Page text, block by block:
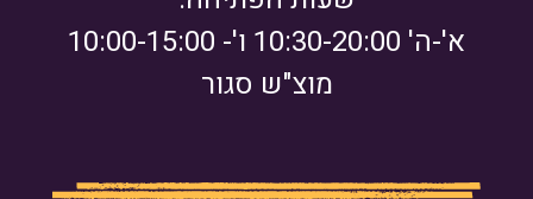
א'-ה' 10:30-20:00 ו'- 10:00-15:00
מוצ"ש סגור